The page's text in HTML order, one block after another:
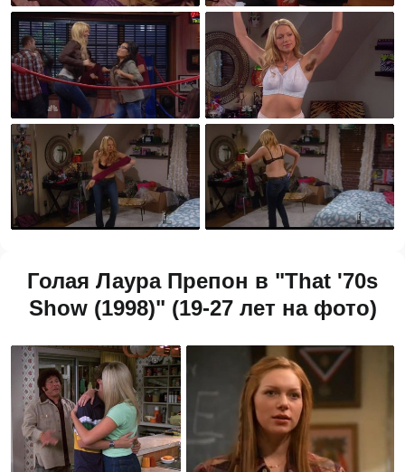
Голая Лаура Препон в "That '70s
Show (1998)" (19-27 лет на фото)